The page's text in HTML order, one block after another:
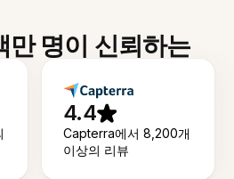
만 명이 신뢰하는
4.4
Capterra에서 8,200개
이상의 리뷰